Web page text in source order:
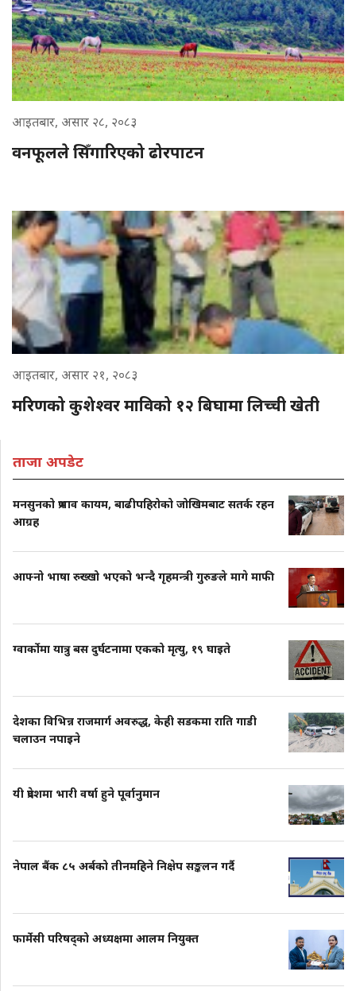
आइतबार, असार २८, २०८३
वनफूलले सिँगारिएको ढोरपाटन
आइतबार, असार २१, २०८३
मरिणको कुशेश्वर माविको १२ बिघामा लिच्ची खेती
ताजा अपडेट
मनसुनको प्रभाव कायम, बाढीपहिरोको जोखिमबाट सतर्क रहन
आग्रह
आफ्नो भाषा रुख्खो भएको भन्दै गृहमन्त्री गुरुङले मागे माफी
ग्वार्कोमा यात्रु बस दुर्घटनामा एकको मृत्यु, १९ घाइते
देशका विभिन्न राजमार्ग अवरुद्ध, केही सडकमा राति गाडी
चलाउन नपाइने
यी प्रदेशमा भारी वर्षा हुने पूर्वानुमान
नेपाल बैंक ८५ अर्बको तीनमहिने निक्षेप सङ्कलन गर्दै
फार्मेसी परिषद्को अध्यक्षमा आलम नियुक्त